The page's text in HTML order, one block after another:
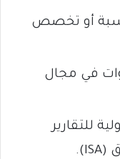
أو تخصص
لا تقل عن 3 سنوات في مجال
للتقارير